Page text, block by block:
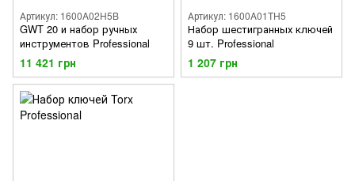
Артикул: 1600A02H5B
GWT 20 и набор ручных
инструментов Professional
11 421 грн
Артикул: 1600A01TH5
Набор шестигранных ключей
9 шт. Professional
1 207 грн